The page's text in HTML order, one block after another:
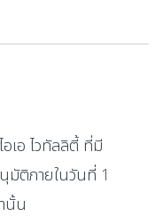
เอ ไวทัลลิตี้ ที่มี
มัติภายในวันที่ 1
นั้น